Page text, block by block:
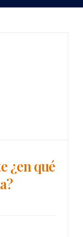
¿en qué